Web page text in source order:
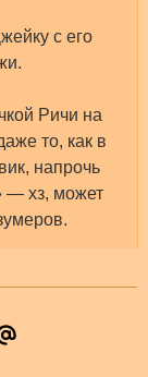
с его
Ричи на
то, как в
напрочь
— хз, может